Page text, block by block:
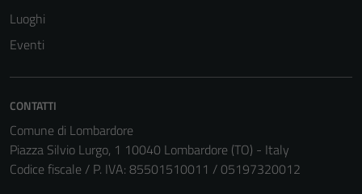
Luoghi
Eventi
CONTATTI
Comune di Lombardore
Piazza Silvio Lurgo, 1 10040 Lombardore (TO) - Italy
Codice fiscale / P. IVA: 85501510011 / 05197320012
possono
essere